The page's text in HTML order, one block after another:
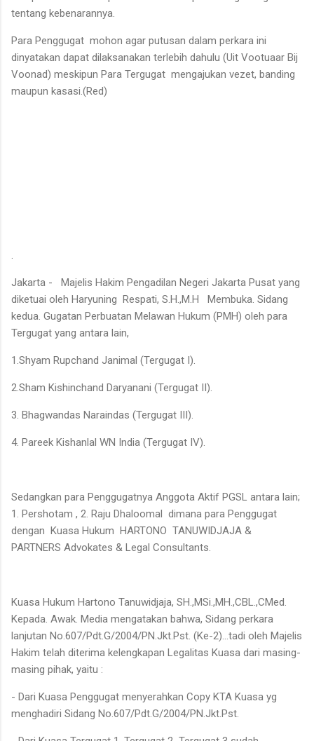
tentang kebenarannya.
Para Penggugat mohon agar putusan dalam perkara ini
dinyatakan dapat dilaksanakan terlebih dahulu (Uit Vootuaar Bij
Voonad) meskipun Para Tergugat mengajukan vezet, banding
maupun kasasi.(Red)
Jakarta - Majelis Hakim Pengadilan Negeri Jakarta Pusat yang
diketuai oleh Haryuning Respati, S.H.,M.H Membuka. Sidang
kedua. Gugatan Perbuatan Melawan Hukum (PMH) oleh para
Tergugat yang antara lain,
1.Shyam Rupchand Janimal (Tergugat I).
2.Sham Kishinchand Daryanani (Tergugat II).
3. Bhagwandas Naraindas (Tergugat III).
4. Pareek Kishanlal WN India (Tergugat IV).
Sedangkan para Penggugatnya Anggota Aktif PGSL antara lain;
1. Pershotam , 2. Raju Dhaloomal dimana para Penggugat
dengan Kuasa Hukum HARTONO TANUWIDJAJA &
PARTNERS Advokates & Legal Consultants.
Kuasa Hukum Hartono Tanuwidjaja, SH.,MSi.,MH.,CBL.,CMed.
Kepada. Awak. Media mengatakan bahwa, Sidang perkara
lanjutan No.607/Pdt.G/2004/PN.Jkt.Pst. (Ke-2)...tadi oleh Majelis
Hakim telah diterima kelengkapan Legalitas Kuasa dari masing-
masing pihak, yaitu :
- Dari Kuasa Penggugat menyerahkan Copy KTA Kuasa yg
menghadiri Sidang No.607/Pdt.G/2004/PN.Jkt.Pst.